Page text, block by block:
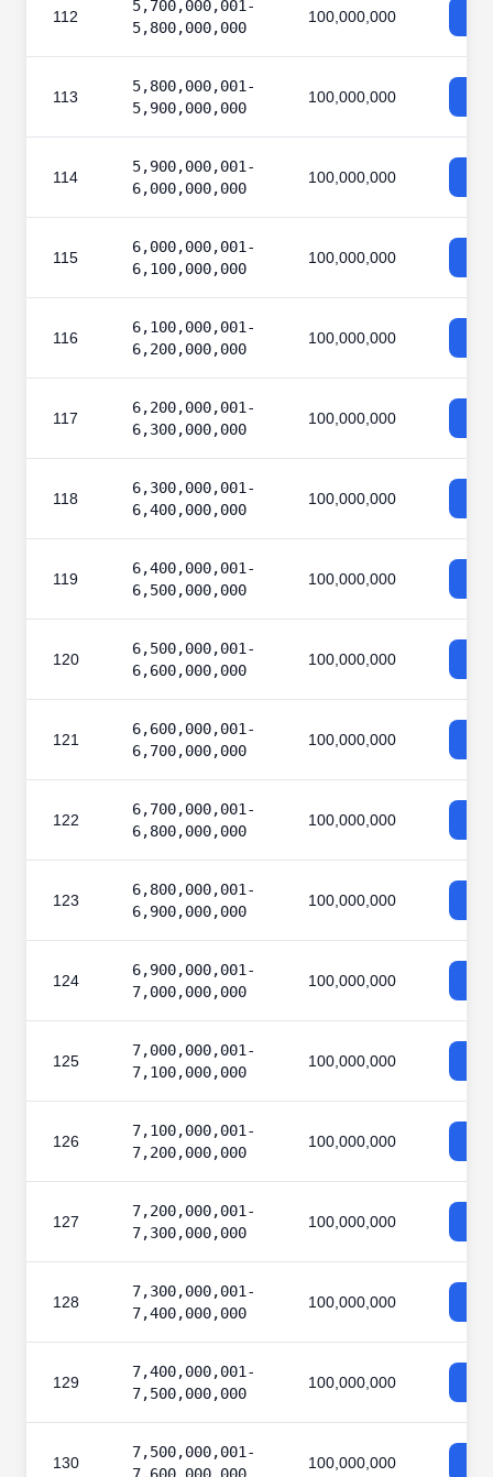
112
5,700,000,001-
5,800,000,000
100,000,000
113
5,800,000,001-
5,900,000,000
100,000,000
114
5,900,000,001-
6,000,000,000
100,000,000
115
6,000,000,001-
6,100,000,000
100,000,000
116
6,100,000,001-
6,200,000,000
100,000,000
117
6,200,000,001-
6,300,000,000
100,000,000
118
6,300,000,001-
6,400,000,000
100,000,000
119
6,400,000,001-
6,500,000,000
100,000,000
120
6,500,000,001-
6,600,000,000
100,000,000
121
6,600,000,001-
6,700,000,000
100,000,000
122
6,700,000,001-
6,800,000,000
100,000,000
123
6,800,000,001-
6,900,000,000
100,000,000
124
6,900,000,001-
7,000,000,000
100,000,000
125
7,000,000,001-
7,100,000,000
100,000,000
126
7,100,000,001-
7,200,000,000
100,000,000
127
7,200,000,001-
7,300,000,000
100,000,000
128
7,300,000,001-
7,400,000,000
100,000,000
129
7,400,000,001-
7,500,000,000
100,000,000
130
7,500,000,001-
100,000,000